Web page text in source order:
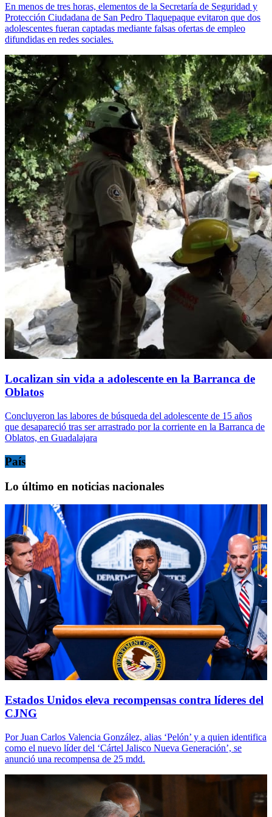
En menos de tres horas, elementos de la Secretaría de Seguridad y
Protección Ciudadana de San Pedro Tlaquepaque evitaron que dos
adolescentes fueran captadas mediante falsas ofertas de empleo
difundidas en redes sociales.
Localizan sin vida a adolescente en la Barranca de
Oblatos
Concluyeron las labores de búsqueda del adolescente de 15 años
que desapareció tras ser arrastrado por la corriente en la Barranca de
Oblatos, en Guadalajara
País
Lo último en noticias nacionales
Estados Unidos eleva recompensas contra líderes del
CJNG
Por Juan Carlos Valencia González, alias ‘Pelón’ y a quien identifica
como el nuevo líder del ‘Cártel Jalisco Nueva Generación’, se
anunció una recompensa de 25 mdd.